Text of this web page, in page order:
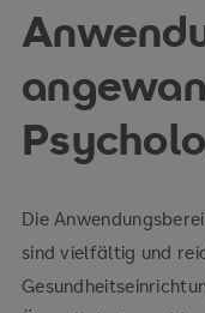
Angewandte
(B.Sc.)
Die
sind vielfältig und